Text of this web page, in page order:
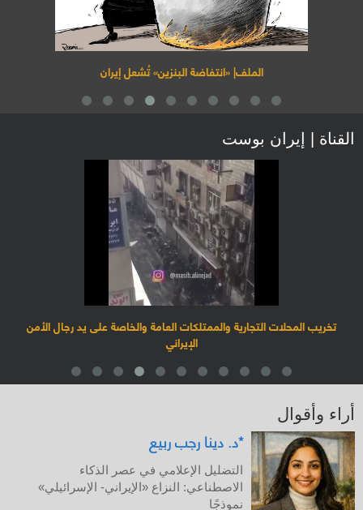
مجلة «إيران بوست»| الافتتاحية: «إرث الخميني» يواجه الانهيار
القناة | إيران بوست
احتجاجات في طهران.. والمتظاهرين يطوقون البرلمان الإيراني
أراء وأقوال
د. ليلى موسى
كوباني في عين العاصفة: حصار المكان
واستهداف المعنى